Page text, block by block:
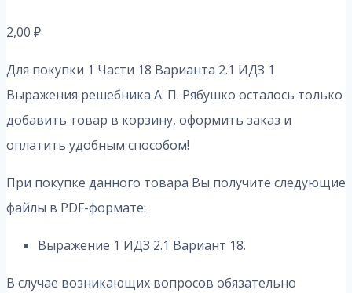
2,00 ₽
Для покупки 1 Части 18 Варианта 2.1 ИДЗ 1
Выражения решебника А. П. Рябушко осталось только
добавить товар в корзину, оформить заказ и
оплатить удобным способом!
При покупке данного товара Вы получите следующие
файлы в PDF-формате:
Выражение 1 ИДЗ 2.1 Вариант 18.
В случае возникающих вопросов обязательно